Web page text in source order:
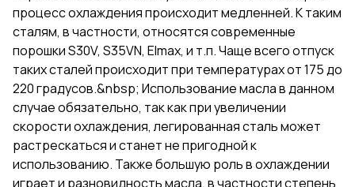
процесс охлаждения происходит медленней. К таким
сталям, в частности, относятся современные
порошки S30V, S35VN, Elmax, и т.п. Чаще всего отпуск
таких сталей происходит при температурах от 175 до
220 градусов.&nbsp; Использование масла в данном
случае обязательно, так как при увеличении
скорости охлаждения, легированная сталь может
растрескаться и станет не пригодной к
использованию. Также большую роль в охлаждении
играет и разновидность масла, в частности степень